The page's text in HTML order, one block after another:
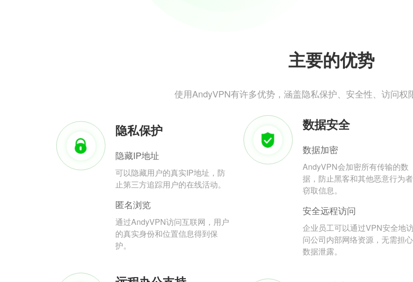
主要的优势
使用AndyVPN有许多优势，涵盖隐私保护、安全性、访问权
隐私保护
隐藏IP地址
可以隐藏用户的真实IP地址，防
止第三方追踪用户的在线活动。
匿名浏览
通过AndyVPN访问互联网，用户
的真实身份和位置信息得到保
护。
数据安全
数据加密
AndyVPN会加密所有传输的数
据，防止黑客和其他恶意行为者
窃取信息。
安全远程访问
企业员工可以通过VPN安全地
问公司内部网络资源，无需担心
数据泄露。